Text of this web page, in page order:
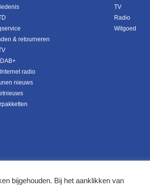
& retourneren
radio
nieuws
TV
Radio
Witgoed
bijgehouden. Bij het aanklikken van